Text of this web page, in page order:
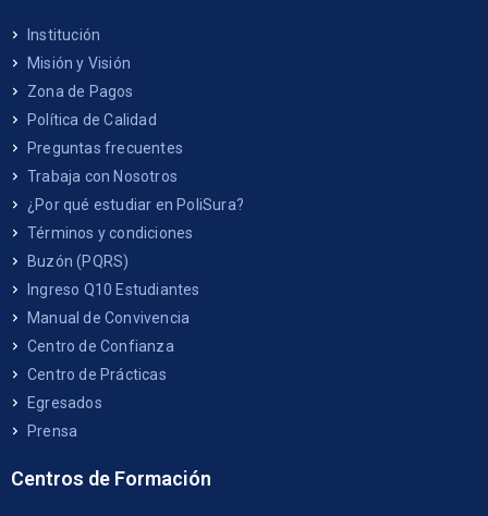
Institución
Misión y Visión
Zona de Pagos
Política de Calidad
Preguntas frecuentes
Trabaja con Nosotros
¿Por qué estudiar en PoliSura?
Términos y condiciones
Buzón (PQRS)
Ingreso Q10 Estudiantes
Manual de Convivencia
Centro de Confianza
Centro de Prácticas
Egresados
Prensa
Centros de Formación